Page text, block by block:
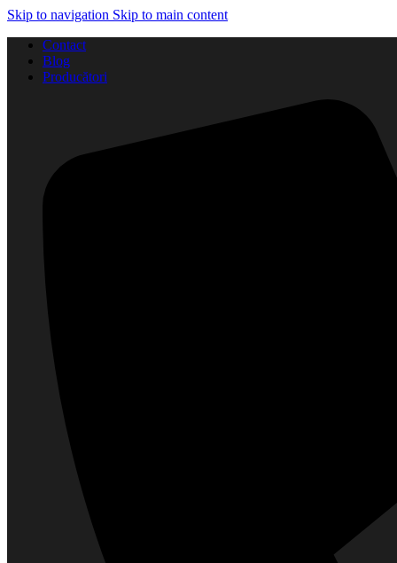
Skip to navigation Skip to main content
Contact
Blog
Producători